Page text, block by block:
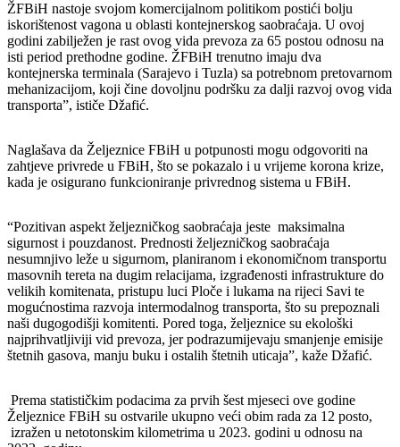
ŽFBiH nastoje svojom komercijalnom politikom postići bolju
iskorištenost vagona u oblasti kontejnerskog saobraćaja. U ovoj
godini zabilježen je rast ovog vida prevoza za 65 postou odnosu na
isti period prethodne godine. ŽFBiH trenutno imaju dva
kontejnerska terminala (Sarajevo i Tuzla) sa potrebnom pretovarnom
mehanizacijom, koji čine dovoljnu podršku za dalji razvoj ovog vida
transporta”, ističe Džafić.
Naglašava da Željeznice FBiH u potpunosti mogu odgovoriti na
zahtjeve privrede u FBiH, što se pokazalo i u vrijeme korona krize,
kada je osigurano funkcioniranje privrednog sistema u FBiH.
“Pozitivan aspekt željezničkog saobraćaja jeste maksimalna
sigurnost i pouzdanost. Prednosti željezničkog saobraćaja
nesumnjivo leže u sigurnom, planiranom i ekonomičnom transportu
masovnih tereta na dugim relacijama, izgrađenosti infrastrukture do
velikih komitenata, pristupu luci Ploče i lukama na rijeci Savi te
mogućnostima razvoja intermodalnog transporta, što su prepoznali
naši dugogodišji komitenti. Pored toga, željeznice su ekološki
najprihvatljiviji vid prevoza, jer podrazumijevaju smanjenje emisije
štetnih gasova, manju buku i ostalih štetnih uticaja”, kaže Džafić.
Prema statističkim podacima za prvih šest mjeseci ove godine
Željeznice FBiH su ostvarile ukupno veći obim rada za 12 posto,
izražen u netotonskim kilometrima u 2023. godini u odnosu na